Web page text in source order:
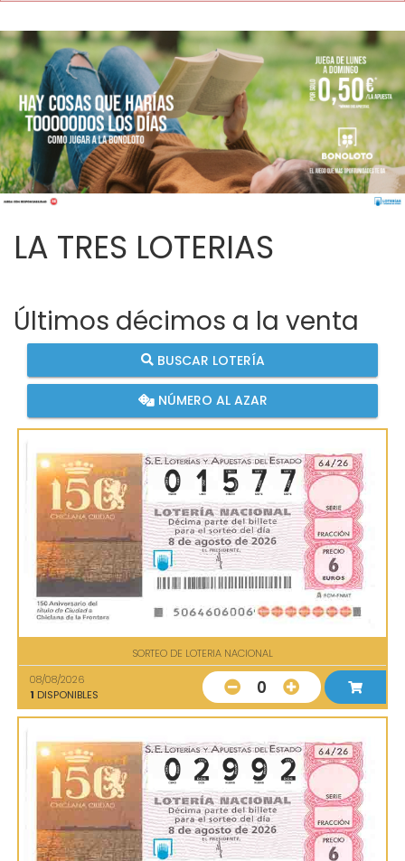
LA TRES LOTERIAS
Últimos décimos a la venta
BUSCAR LOTERÍA
NÚMERO AL AZAR
SORTEO DE LOTERIA NACIONAL
08/08/2026
1 DISPONIBLES 0